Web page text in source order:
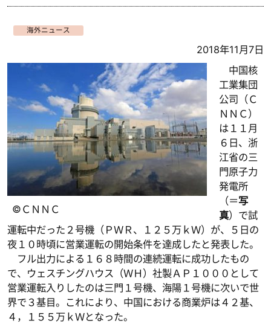
海外ニュース
2018年11月7日
©ＣＮＮＣ
中国核
工業集団
公司（Ｃ
ＮＮＣ）
は１１月
６日、浙
江省の三
門原子力
発電所
（＝写
真）で試
運転中だった２号機（ＰＷＲ、１２５万ｋＷ）が、５日の
夜１０時頃に営業運転の開始条件を達成したと発表した。
フル出力による１６８時間の連続運転に成功したもの
で、ウェスチングハウス（ＷＨ）社製ＡＰ１０００として
営業運転入りしたのは三門１号機、海陽１号機に次いで世
界で３基目。これにより、中国における商業炉は４２基、
４，１５５万ｋＷとなった。